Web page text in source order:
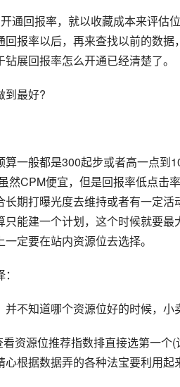
回报率，就以收藏成本来评估
回报率以后，再来查找以前的数
展回报率怎么开通已经清楚了。
最好?
一般都是300起步或者高一点到
然CPM便宜，但是回报率低点击
长期打曝光度去维持或者有一定
只能建一个计划，这个时候就要
定要在站内资源位去选择。
不知道哪个资源位好的时候，小
源位推荐指数排直接选第一个(
根据数据弄的各种法宝要利用起